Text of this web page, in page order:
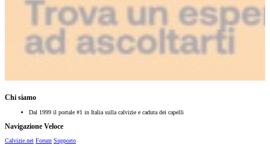
Chi siamo
Dal 1999 il portale #1 in Italia sulla calvizie e caduta dei capelli
Navigazione Veloce
Calvizie.net Forum Supporto